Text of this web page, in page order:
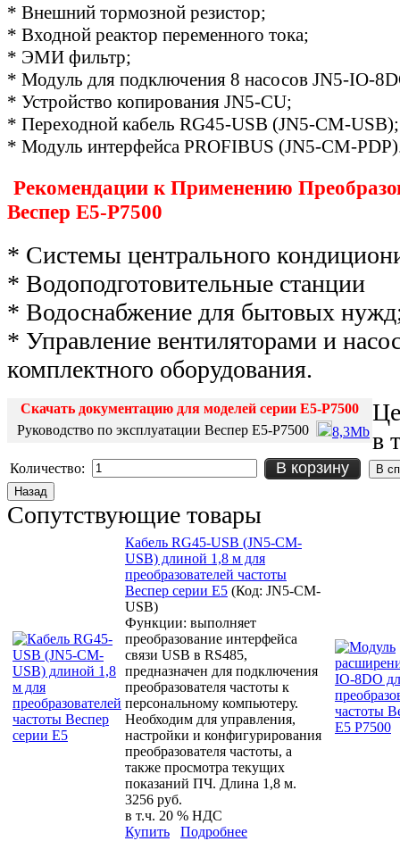
* Внешний тормозной резистор;
* Входной реактор переменного тока;
* ЭМИ фильтр;
* Модуль для подключения 8 насосов JN5-IO-
* Устройство копирования JN5-CU;
* Переходной кабель RG45-USB (JN5-CM-USB);
* Модуль интерфейса PROFIBUS (JN5-CM-
Рекомендации к Применению
Веспер E5-Р7500
* Системы центрального
* Водоподготовительные станции
* Водоснабжение для бытовых
* Управление вентиляторами и
комплектного оборудования.
Скачать документацию для моделей серии E5-Р7500
Руководство по эксплуатации Веспер E5-Р7500
8,3Mbв
Количество: В корзину
Сопутствующие товары
Кабель RG45-USB (JN5-CM-
USB) длиной 1,8 м для
преобразователей частоты
Веспер серии E5 (Код: JN5-CM-
USB)
Функции: выполняет
преобразование интерфейса
связи USB в RS485,
предназначен для подключения
преобразователя частоты к
персональному компьютеру.
Необходим для управления,
настройки и конфигурирования
преобразователя частоты, а
также просмотра текущих
показаний ПЧ. Длина 1,8 м.
3256 руб.
в т.ч. 20 % НДС
Купить
Подробнее